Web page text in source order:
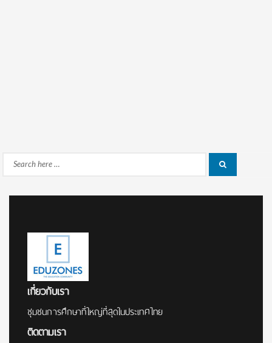
Search
เกี่ยวกับเรา
ชุมชนการศึกษาที่ใหญ่ที่สุดในประเทศไทย
ติดตามเรา